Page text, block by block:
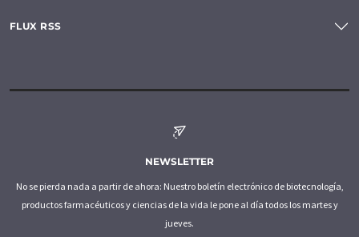
FLUX RSS
NEWSLETTER
No se pierda nada a partir de ahora: Nuestro boletín electrónico de biotecnología,
productos farmacéuticos y ciencias de la vida le pone al día todos los martes y
jueves.